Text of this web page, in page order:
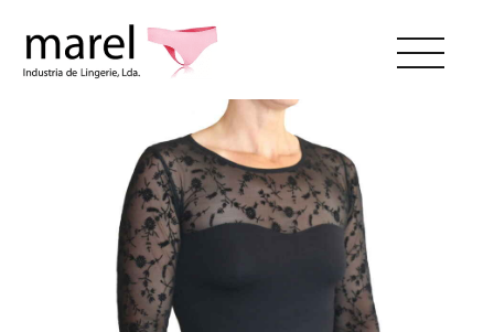
SOBRE NÓS
CATÁLOGO
SWEET LADY